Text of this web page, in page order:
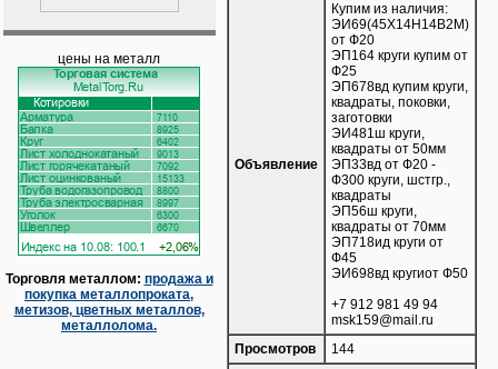
цены на металл
Торговля металлом: продажа и
покупка металлопроката,
метизов, цветных металлов,
металлолома.
Объявление
Купим из наличия:
ЭИ69(45Х14Н14В2М)
от Ф20
ЭП164 круги купим от
Ф25
ЭП678вд купим круги,
квадраты, поковки,
заготовки
ЭИ481ш круги,
квадраты от 50мм
ЭП33вд от Ф20 -
Ф300 круги, шстгр.,
квадраты
ЭП56ш круги,
квадраты от 70мм
ЭП718ид круги от
Ф45
ЭИ698вд кругиот Ф50
+7 912 981 49 94
msk159@mail.ru
Просмотров
144